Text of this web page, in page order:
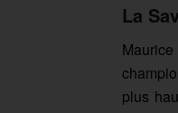
La
plus